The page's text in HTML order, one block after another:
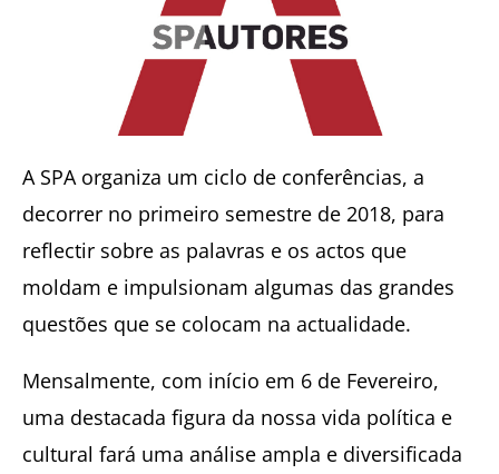
A SPA organiza um ciclo de conferências, a
decorrer no primeiro semestre de 2018, para
reflectir sobre as palavras e os actos que
moldam e impulsionam algumas das grandes
questões que se colocam na actualidade.
Mensalmente, com início em 6 de Fevereiro,
uma destacada figura da nossa vida política e
cultural fará uma análise ampla e diversificada